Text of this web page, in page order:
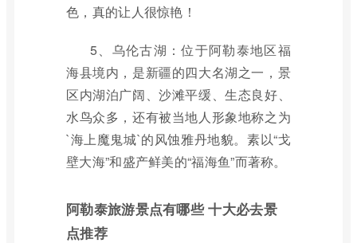
色，真的让人很惊艳！
5、乌伦古湖：位于阿勒泰地区福
海县境内，是新疆的四大名湖之一，景
区内湖泊广阔、沙滩平缓、生态良好、
水鸟众多，还有被当地人形象地称之为
`海上魔鬼城`的风蚀雅丹地貌。素以“戈
壁大海”和盛产鲜美的“福海鱼”而著称。
阿勒泰旅游景点有哪些 十大必去景
点推荐